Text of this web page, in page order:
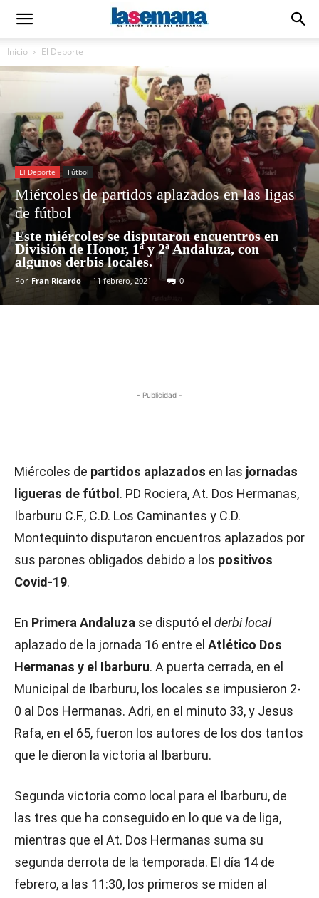
Inicio El Deporte
El Deporte Fútbol
Miércoles de partidos aplazados en las ligas
de fútbol
Este miércoles se disputaron encuentros en
División de Honor, 1ª y 2ª Andaluza, con
algunos derbis locales.
Por Fran Ricardo - 11 febrero, 2021 0
- Publicidad -
Miércoles de partidos aplazados en las jornadas
ligueras de fútbol . PD Rociera, At. Dos Hermanas,
Ibarburu C.F., C.D. Los Caminantes y C.D.
Montequinto disputaron encuentros aplazados por
sus parones obligados debido a los positivos
Covid-19.
En Primera Andaluza se disputó el derbi local
aplazado de la jornada 16 entre el Atlético Dos
Hermanas y el Ibarburu. A puerta cerrada, en el
Municipal de Ibarburu, los locales se impusieron 2-
0 al Dos Hermanas. Adri, en el minuto 33, y Jesus
Rafa, en el 65, fueron los autores de los dos tantos
que le dieron la victoria al Ibarburu.
Segunda victoria como local para el Ibarburu, de
las tres que ha conseguido en lo que va de liga,
mientras que el At. Dos Hermanas suma su
segunda derrota de la temporada. El día 14 de
febrero, a las 11:30, los primeros se miden al